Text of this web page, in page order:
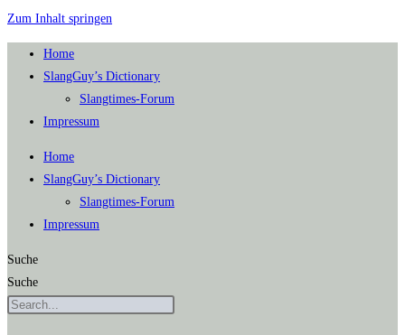
Zum Inhalt springen
Home
SlangGuy’s Dic­tion­a­ry
Slang­times-Forum
Impres­sum
Home
SlangGuy’s Dic­tion­a­ry
Slang­times-Forum
Impres­sum
Suche
Suche